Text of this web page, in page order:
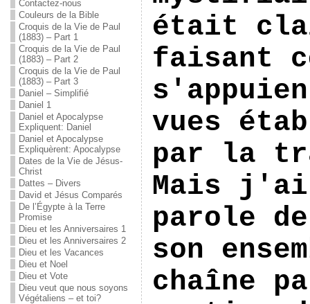
Contactez-nous
Couleurs de la Bible
Croquis de la Vie de Paul
(1883) – Part 1
Croquis de la Vie de Paul
(1883) – Part 2
Croquis de la Vie de Paul
(1883) – Part 3
Daniel – Simplifié
Daniel 1
Daniel et Apocalypse
Expliquent: Daniel
Daniel et Apocalypse
Expliquèrent: Apocalypse
Dates de la Vie de Jésus-
Christ
Dattes – Divers
David et Jésus Comparés
De l’Égypte à la Terre
Promise
Dieu et les Anniversaires 1
Dieu et les Anniversaires 2
Dieu et les Vacances
Dieu et Noel
Dieu et Vote
Dieu veut que nous soyons
Végétaliens – et toi?
était
faisant
vues
par la
Mais
parole
son
chaîne